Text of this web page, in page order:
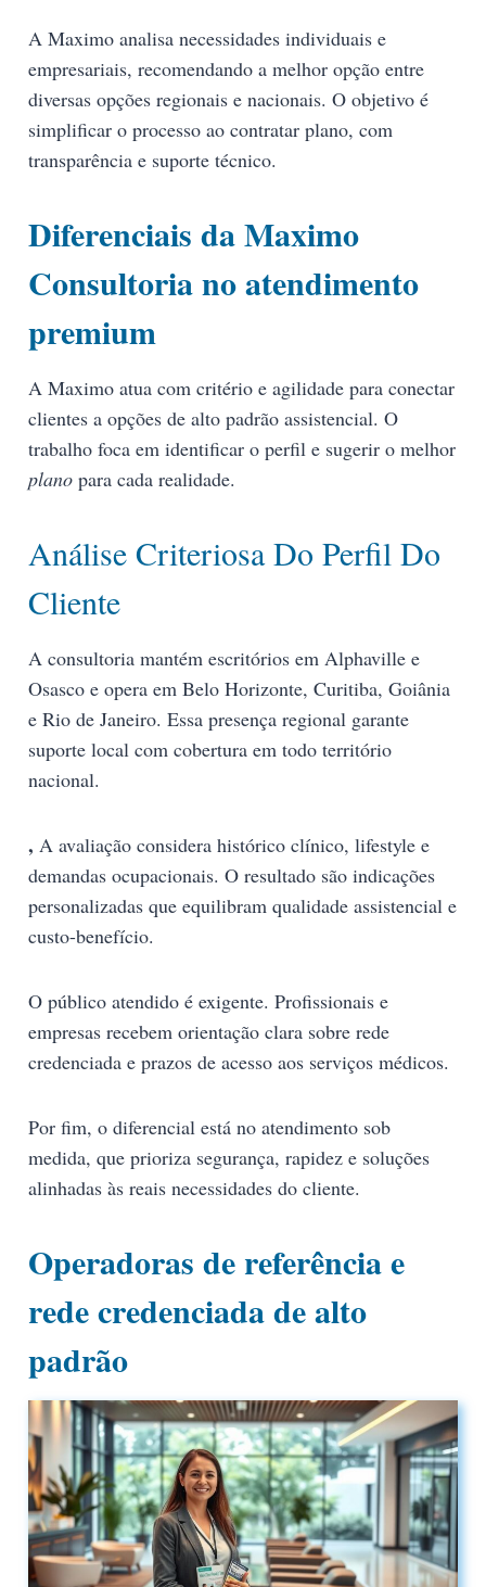
A Maximo analisa necessidades individuais e
empresariais, recomendando a melhor opção entre
diversas opções regionais e nacionais. O objetivo é
simplificar o processo ao contratar plano, com
transparência e suporte técnico.
Diferenciais da Maximo
Consultoria no atendimento
premium
A Maximo atua com critério e agilidade para conectar
clientes a opções de alto padrão assistencial. O
trabalho foca em identificar o perfil e sugerir o melhor
plano para cada realidade.
Análise Criteriosa Do Perfil Do
Cliente
A consultoria mantém escritórios em Alphaville e
Osasco e opera em Belo Horizonte, Curitiba, Goiânia
e Rio de Janeiro. Essa presença regional garante
suporte local com cobertura em todo território
nacional.
, A avaliação considera histórico clínico, lifestyle e
demandas ocupacionais. O resultado são indicações
personalizadas que equilibram qualidade assistencial e
custo-benefício.
O público atendido é exigente. Profissionais e
empresas recebem orientação clara sobre rede
credenciada e prazos de acesso aos serviços médicos.
Por fim, o diferencial está no atendimento sob
medida, que prioriza segurança, rapidez e soluções
alinhadas às reais necessidades do cliente.
Operadoras de referência e
rede credenciada de alto
padrão